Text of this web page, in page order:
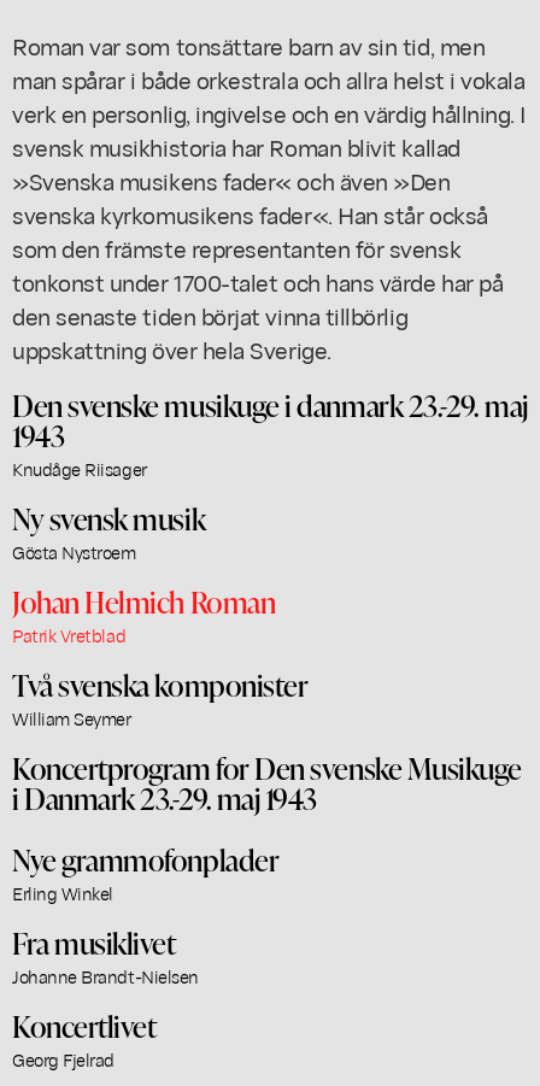
Roman var som tonsättare barn av sin tid, men
man spårar i både orkestrala och allra helst i vokala
verk en personlig, ingivelse och en värdig hållning. I
svensk musikhistoria har Roman blivit kallad
»Svenska musikens fader« och även »Den
svenska kyrkomusikens fader«. Han står också
som den främste representanten för svensk
tonkonst under 1700-talet och hans värde har på
den senaste tiden börjat vinna tillbörlig
uppskattning över hela Sverige.
Den svenske musikuge i danmark 23.-29. maj
1943
Knudåge Riisager
Ny svensk musik
Gösta Nystroem
Johan Helmich Roman
Patrik Vretblad
Två svenska komponister
William Seymer
Koncertprogram for Den svenske Musikuge
i Danmark 23.-29. maj 1943
Nye grammofonplader
Erling Winkel
Fra musiklivet
Johanne Brandt-Nielsen
Koncertlivet
Georg Fjelrad